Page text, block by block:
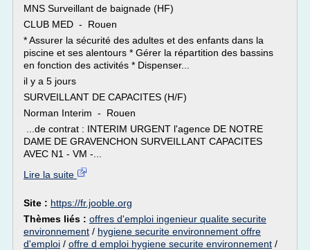
MNS Surveillant de baignade (HF)
CLUB MED - Rouen
* Assurer la sécurité des adultes et des enfants dans la
piscine et ses alentours * Gérer la répartition des bassins
en fonction des activités * Dispenser...
il y a 5 jours
SURVEILLANT DE CAPACITES (H/F)
Norman Interim - Rouen
...de contrat : INTERIM URGENT l'agence DE NOTRE
DAME DE GRAVENCHON SURVEILLANT CAPACITES
AVEC N1 - VM -...
Lire la suite
Site : https://fr.jooble.org
Thèmes liés : offres d'emploi ingenieur qualite securite
environnement / hygiene securite environnement offre
d'emploi / offre d emploi hygiene securite environnement /